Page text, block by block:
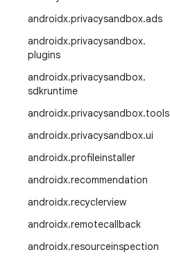
androidx.privacysandbox.ads
androidx.privacysandbox.
plugins
androidx.privacysandbox.
sdkruntime
androidx.privacysandbox.tools
androidx.privacysandbox.ui
androidx.profileinstaller
androidx.recommendation
androidx.recyclerview
androidx.remotecallback
androidx.resourceinspection